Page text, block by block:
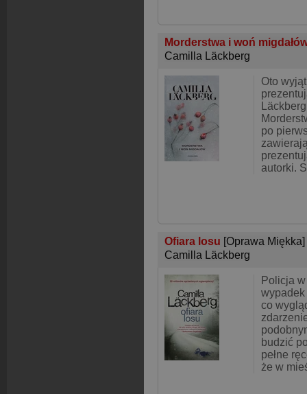
Morderstwa i woń
Camilla Läckberg
Oto
po
autorki.
Ofiara losu [Oprawa Miękka]
Camilla Läckberg
Policja
wypadek
co
budzić
pełne
że w